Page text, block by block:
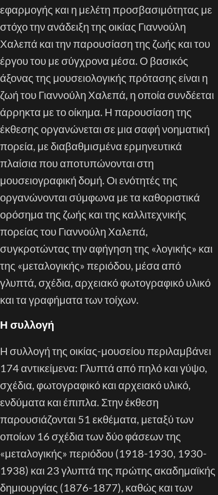
εφαρμογής και η μελέτη προσβασιμότητας με
στόχο την ανάδειξη της οικίας Γιαννούλη
Χαλεπά και την παρουσίαση της ζωής και του
έργου του με σύγχρονα μέσα. Ο βασικός
άξονας της μουσειολογικής πρότασης είναι η
ζωή του Γιαννούλη Χαλεπά, η οποία συνδέεται
άρρηκτα με το οίκημα. Η παρουσίαση της
έκθεσης οργανώνεται σε μια σαφή νοηματική
πορεία, με διαβαθμισμένα ερμηνευτικά
πλαίσια που αποτυπώνονται στη
μουσειογραφική δομή. Οι ενότητές της
οργανώνονται σύμφωνα με τα καθοριστικά
ορόσημα της ζωής και της καλλιτεχνικής
πορείας του Γιαννούλη Χαλεπά,
συγκροτώντας την αφήγηση της «λογικής» και
της «μεταλογικής» περιόδου, μέσα από
γλυπτά, σχέδια, αρχειακό φωτογραφικό υλικό
και τα γραφήματα των τοίχων.
Η συλλογή
Η συλλογή της οικίας-μουσείου περιλαμβάνει
174 αντικείμενα: Γλυπτά από πηλό και γύψο,
σχέδια, φωτογραφικό και αρχειακό υλικό,
ενδύματα και έπιπλα. Στην έκθεση
παρουσιάζονται 51 εκθέματα, μεταξύ των
οποίων 16 σχέδια των δύο φάσεων της
«μεταλογικής» περιόδου (1918-1930, 1930-
1938) και 23 γλυπτά της πρώτης ακαδημαϊκής
δημιουργίας (1876-1877), καθώς και των